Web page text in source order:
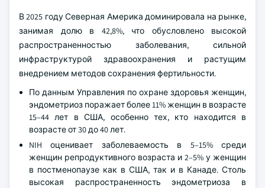
В 2025 году Северная Америка доминировала на рынке,
занимая долю в 42,8%, что обусловлено высокой
распространенностью заболевания, сильной
инфраструктурой здравоохранения и растущим
внедрением методов сохранения фертильности.
По данным Управления по охране здоровья женщин,
эндометриоз поражает более 11% женщин в возрасте
15–44 лет в США, особенно тех, кто находится в
возрасте от 30 до 40 лет.
NIH оценивает заболеваемость в 5–15% среди
женщин репродуктивного возраста и 2–5% у женщин
в постменопаузе как в США, так и в Канаде. Столь
высокая распространенность эндометриоза в